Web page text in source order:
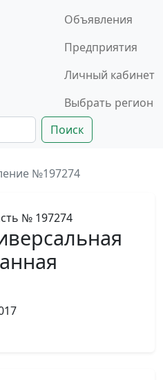
Объявления
Предприятия
Личный кабинет
Выбрать регион
Поиск
№197274
№ 197274